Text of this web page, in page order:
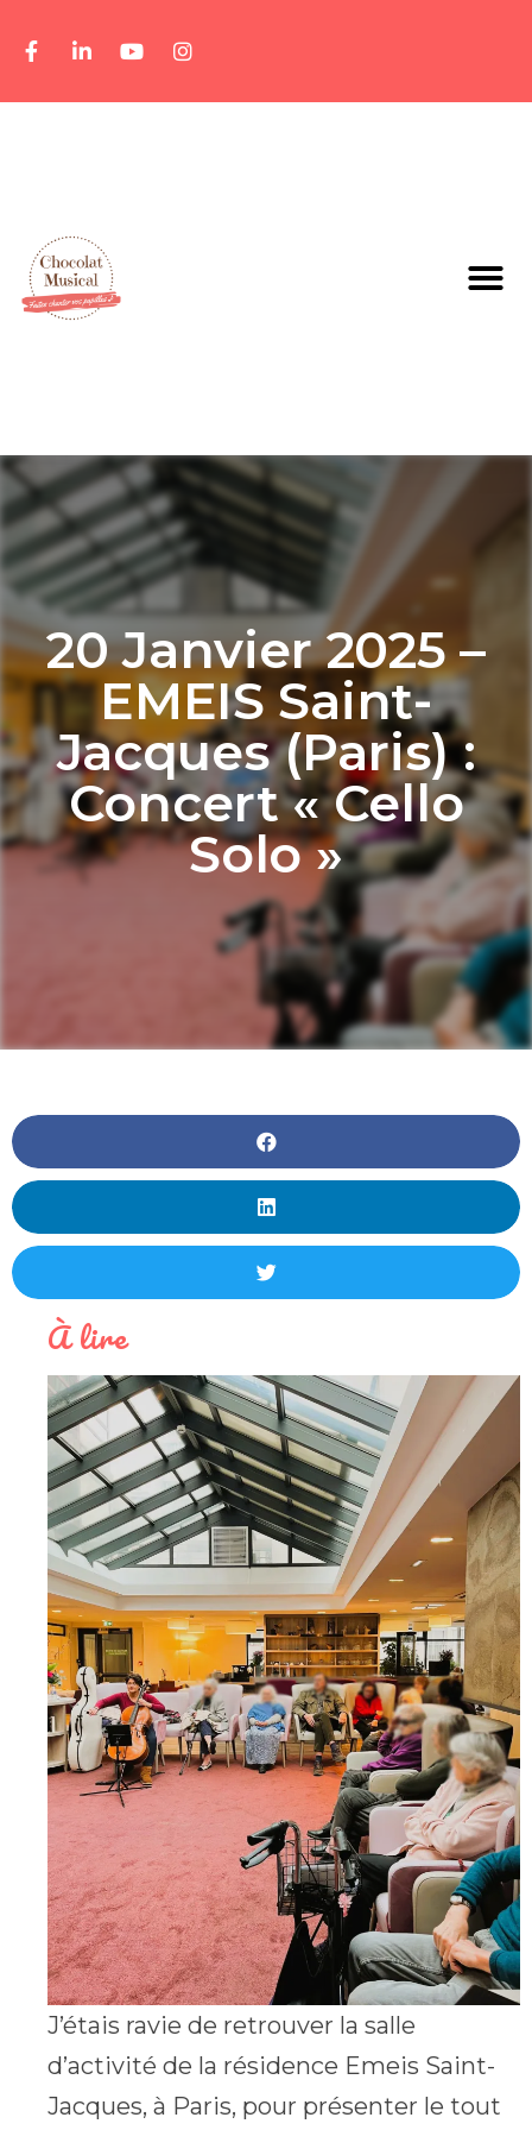
20 Janvier 2025 –
EMEIS Saint-
Jacques (Paris) :
Concert « Cello
Solo »
À lire
J’étais ravie de retrouver la salle
d’activité de la résidence Emeis Saint-
Jacques, à Paris, pour présenter le tout